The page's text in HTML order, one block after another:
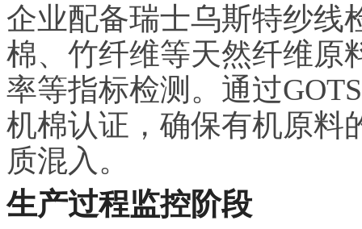
企业配备瑞士乌斯特纱线
棉、竹纤维等天然纤维原
率等指标检测。通过
机棉认证，确保有机原料
质混入。
生产过程监控阶段